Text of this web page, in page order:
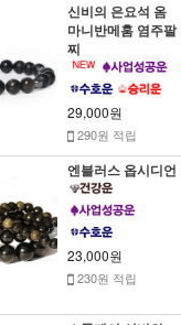
신비의 은요석 옴
마니반메훔 염주팔
찌
29,000원
290원 적립
엔블러스 옵시디언
23,000원
230원 적립